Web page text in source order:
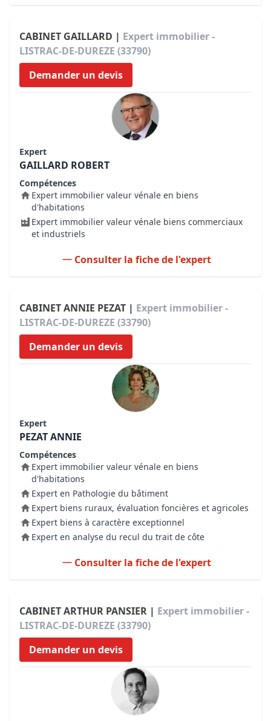
CABINET GAILLARD | Expert immobilier -
LISTRAC-DE-DUREZE (33790)
Demander un devis
Expert
GAILLARD ROBERT
Compétences
Expert immobilier valeur vénale en biens
d'habitations
Expert immobilier valeur vénale biens commerciaux
et industriels
Consulter la fiche de l'expert
CABINET ANNIE PEZAT | Expert immobilier -
LISTRAC-DE-DUREZE (33790)
Demander un devis
Expert
PEZAT ANNIE
Compétences
Expert immobilier valeur vénale en biens
d'habitations
Expert en Pathologie du bâtiment
Expert biens ruraux, évaluation foncières et agricoles
Expert biens à caractère exceptionnel
Expert en analyse du recul du trait de côte
Consulter la fiche de l'expert
CABINET ARTHUR PANSIER | Expert immobilier -
LISTRAC-DE-DUREZE (33790)
Demander un devis